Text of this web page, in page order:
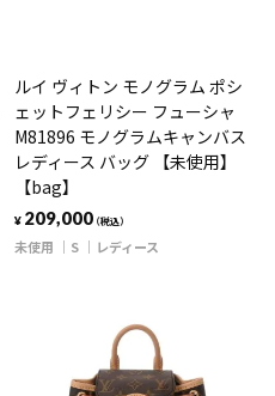
ルイ ヴィトン モノグラム ポシ
ェットフェリシー フューシャ
M81896 モノグラムキャンバス
レディース バッグ 【未使用】
【bag】
¥ 209,000（税込）
未使用 S レディース